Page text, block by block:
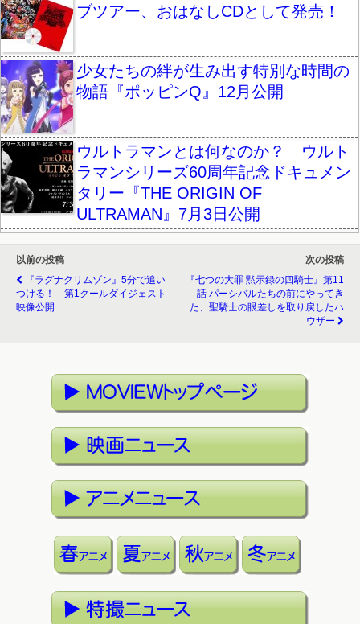
ブツアー、おはなしCDとして発売！
少女たちの絆が生み出す特別な時間の
物語『ポッピンQ』12月公開
ウルトラマンとは何なのか？ ウルト
ラマンシリーズ60周年記念ドキュメン
タリー『THE ORIGIN OF
ULTRAMAN』7月3日公開
以前の投稿
『ラグナクリムゾン』5分で追い
つける！ 第1クールダイジェスト
映像公開
次の投稿
『七つの大罪 黙示録の四騎士』第11
話 パーシバルたちの前にやってき
た、聖騎士の眼差しを取り戻したハ
ウザー